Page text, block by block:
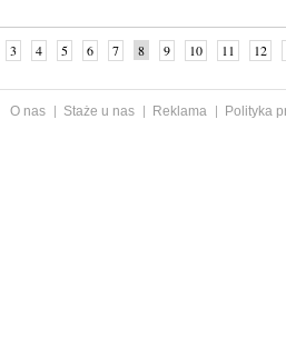
3 4 5 6 7 8 9 10 11 12
O nas Staże u nas Reklama
Polityka